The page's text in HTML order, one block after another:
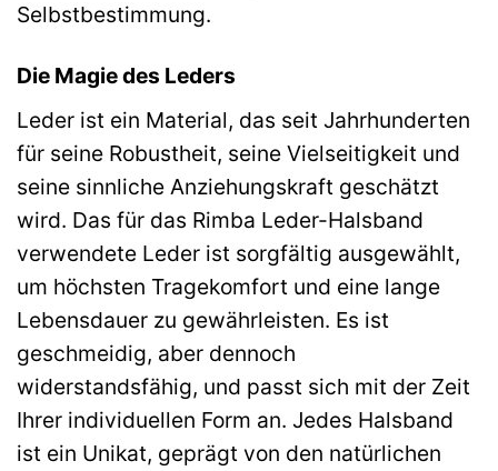
Selbstbestimmung.
Die Magie des Leders
Leder ist ein Material, das seit Jahrhunderten
für seine Robustheit, seine Vielseitigkeit und
seine sinnliche Anziehungskraft geschätzt
wird. Das für das Rimba Leder-Halsband
verwendete Leder ist sorgfältig ausgewählt,
um höchsten Tragekomfort und eine lange
Lebensdauer zu gewährleisten. Es ist
geschmeidig, aber dennoch
widerstandsfähig, und passt sich mit der Zeit
Ihrer individuellen Form an. Jedes Halsband
ist ein Unikat, geprägt von den natürlichen